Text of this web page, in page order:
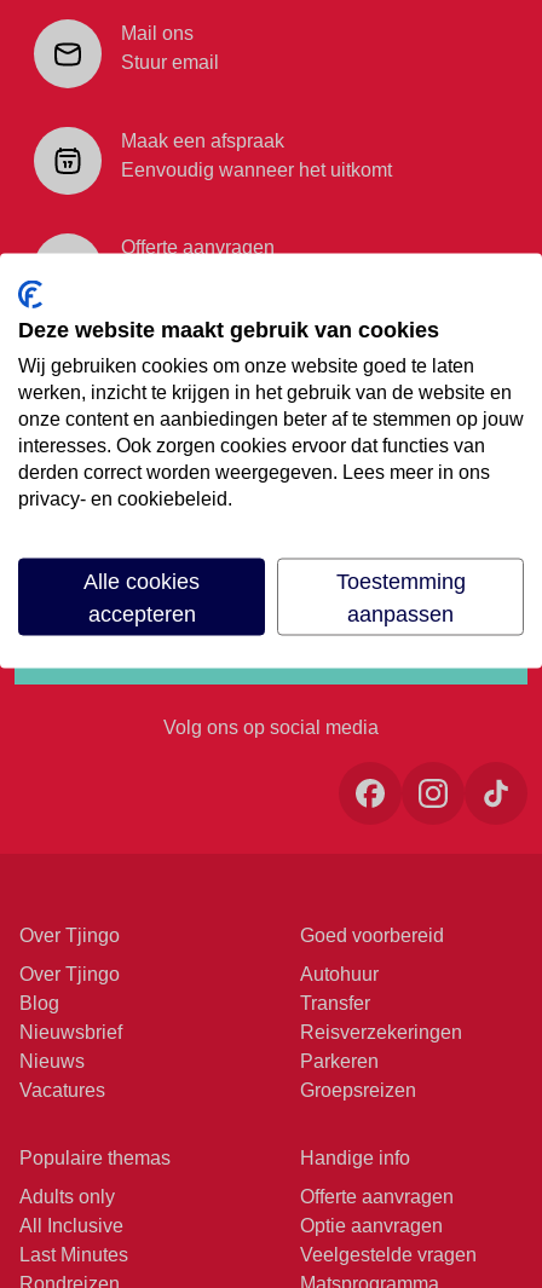
Mail ons
Stuur email
Maak een afspraak
Eenvoudig wanneer het uitkomt
Offerte aanvragen
€35,- korting op je
volgende vakantie
Meld je aan voor onze nieuwsbrief
Volg ons op social media
Over Tjingo
Over Tjingo
Blog
Nieuwsbrief
Nieuws
Vacatures
Goed voorbereid
Autohuur
Transfer
Reisverzekeringen
Parkeren
Groepsreizen
Populaire themas
Adults only
All Inclusive
Last Minutes
Rondreizen
Handige info
Offerte aanvragen
Optie aanvragen
Veelgestelde vragen
Matsprogramma
Deze website maakt gebruik van cookies
Wij gebruiken cookies om onze website goed te laten
werken, inzicht te krijgen in het gebruik van de website en
onze content en aanbiedingen beter af te stemmen op jouw
interesses. Ook zorgen cookies ervoor dat functies van
derden correct worden weergegeven. Lees meer in ons
privacy- en cookiebeleid.
Alle cookies
accepteren
Toestemming
aanpassen